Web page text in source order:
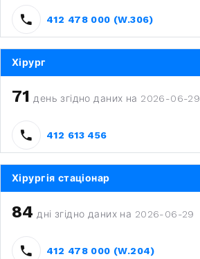
412 478 000 (W.306)
Хірург
71 день згідно даних на 2026-06-29
412 613 456
Хірургія стаціонар
84 дні згідно даних на 2026-06-29
412 478 000 (W.204)